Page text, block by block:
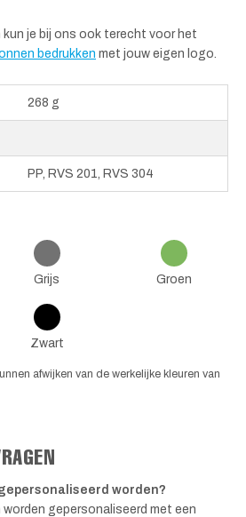
kun je bij ons ook terecht voor het
bedrukken met jouw eigen logo.
268 g
PP, RVS 201, RVS 304
Grijs Groen
Zwart
afwijken van de werkelijke kleuren van
worden?
worden gepersonaliseerd met een